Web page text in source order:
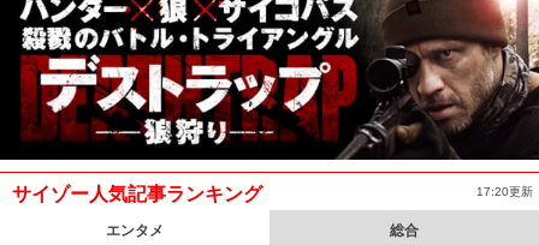
サイゾー人気記事ランキング 17:20更新
エンタメ 総合